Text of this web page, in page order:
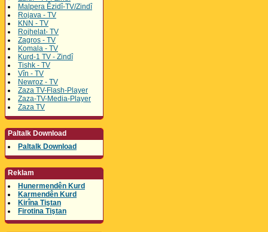
Malpera Êzidî-TV/Zindî
Rojava - TV
KNN - TV
Rojhelat- TV
Zagros - TV
Komala - TV
Kurd-1 TV - Zindî
Tishk - TV
Vîn - TV
Newroz - TV
Zaza TV-Flash-Player
Zaza-TV-Media-Player
Zaza TV
Paltalk Download
Paltalk Download
Reklam
Hunermendên Kurd
Karmendên Kurd
Kirîna Tiştan
Firotina Tiştan